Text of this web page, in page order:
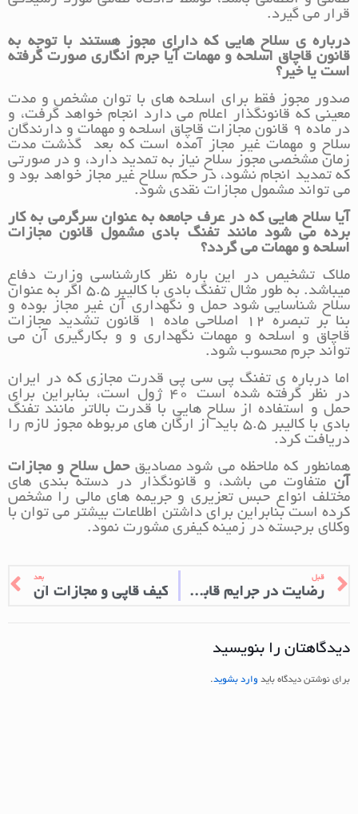
قرار می گیرد.
درباره ی سلاح هایی که دارای مجوز هستند با توجه به
قانون قاچاق اسلحه و مهمات آیا جرم انگاری صورت گرفته
است یا خیر؟
صدور مجوز فقط برای اسلحه های با توان مشخص و مدت
معینی که قانونگذار اعلام می دارد انجام خواهد گرفت، و
در ماده 9 قانون مجازات قاچاق اسلحه و مهمات و دارندگان
سلاح و مهمات غیر مجاز آمده است که بعد گذشت مدت
زمان مشخصی مجوز سلاح نیاز به تمدید دارد، و در صورتی
که تمدید انجام نشود، در حکم سلاح غیر مجاز خواهد بود و
می تواند مشمول مجازات نقدی شود.
آیا سلاح هایی که در عرف جامعه به عنوان سرگرمی به کار
برده می شود مانند تفنگ بادی مشمول قانون مجازات
اسلحه و مهمات می گردد؟
ملاک تشخیص در این باره نظر کارشناسی وزارت دفاع
میباشد. به طور مثال تفنگ بادی با کالیبر 5.5 اگر به عنوان
سلاح شناسایی شود حمل و نگهداری آن غیر مجاز بوده و
بنا بر تبصره 12 اصلاحی ماده 1 قانون تشدید مجازات‌
قاچاق و اسلحه و مهمات نگهداری و و بکارگیری آن می
تواند جرم محسوب شود.
اما درباره ی تفنگ پی سی پی قدرت مجازی که در ایران
در نظر گرفته شده است 40 ژول است، بنابراین برای
حمل و استفاده از سلاح هایی با قدرت بالاتر مانند تفنگ
بادی با کالیبر 5.5 باید از ارگان های مربوطه مجوز لازم را
دریافت کرد.
همانطور که ملاحظه می شود مصادیقحمل سلاح و مجازات
آن متفاوت می باشد، و قانونگذار در دسته بندی های
مختلف انواع حبس تعزیری و جریمه های مالی را مشخص
کرده است بنابراین برای داشتن اطلاعات بیشتر می توان با
وکلای برجسته در زمینه کیفری مشورت نمود.
قبل
رضایت در جرایم قابل گذشت و غیر قابل گذشت
بعد
کیف قاپی و مجازات آن
دیدگاهتان را بنویسید
برای نوشتن دیدگاه باید وارد بشوید.